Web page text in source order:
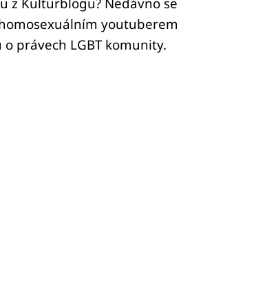
youtuberem
právech LGBT komunity.